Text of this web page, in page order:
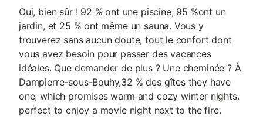
Oui, bien sûr ! 92 % ont une piscine, 95 %ont un
jardin, et 25 % ont même un sauna. Vous y
trouverez sans aucun doute, tout le confort dont
vous avez besoin pour passer des vacances
idéales. Que demander de plus ? Une cheminée ? À
Dampierre-sous-Bouhy,32 % des gîtes they have
one, which promises warm and cozy winter nights.
perfect to enjoy a movie night next to the fire.